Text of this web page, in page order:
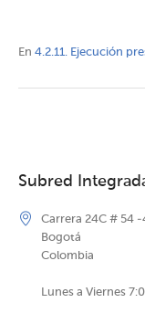
En 4.2.11. Ejecución
Subred
Carrera 24C # 54
Bogotá
Colombia
Lunes a Viernes